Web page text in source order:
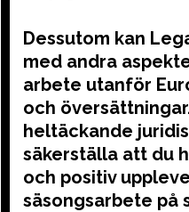
Dessutom kan
med andra
arbete utanför
och
heltäckande
säkerställa att du
och positiv
säsongsarbete på